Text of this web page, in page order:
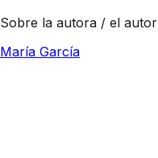
Sobre la autora / el autor
María García